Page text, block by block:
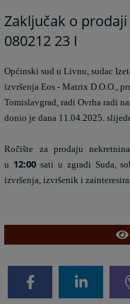
Zaključak o
080212 23 I
Općinski sud u Livnu, sudac
izvršenja Eos - Matrix D.O.O.,
Tomislavgrad, radi Ovrha radi
donio je dana 11.04.2025.
Ročište za prodaju
u 12:00 sati u zgradi Suda,
izvršenja, izvršenik i